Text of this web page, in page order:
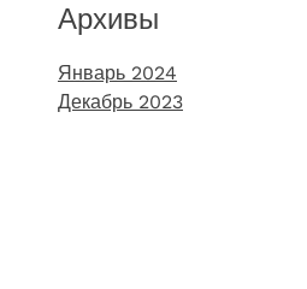
Архивы
Январь 2024
Декабрь 2023